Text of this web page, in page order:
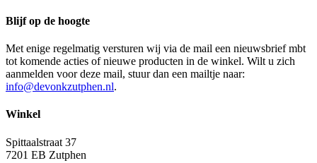
Blijf op de hoogte
Met enige regelmatig versturen wij via de mail een nieuwsbrief mbt
tot komende acties of nieuwe producten in de winkel. Wilt u zich
aanmelden voor deze mail, stuur dan een mailtje naar:
info@devonkzutphen.nl.
Winkel
Spittaalstraat 37
7201 EB Zutphen